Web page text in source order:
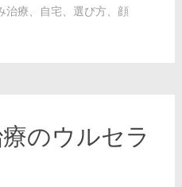
治療、 自宅、 選び方、 顔
のウルセラ